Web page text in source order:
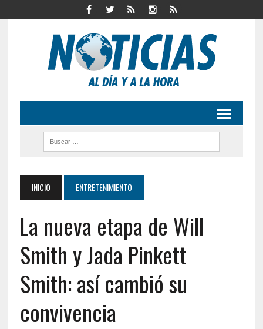
INICIO ENTRETENIMIENTO
La nueva etapa de Will
Smith y Jada Pinkett
Smith: así cambió su
convivencia